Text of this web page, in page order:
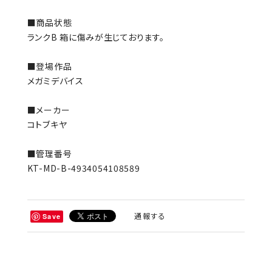
■商品状態
ランクB 箱に傷みが生じております。
■登場作品
メガミデバイス
■メーカー
コトブキヤ
■管理番号
KT-MD-B-4934054108589
Save 通報する